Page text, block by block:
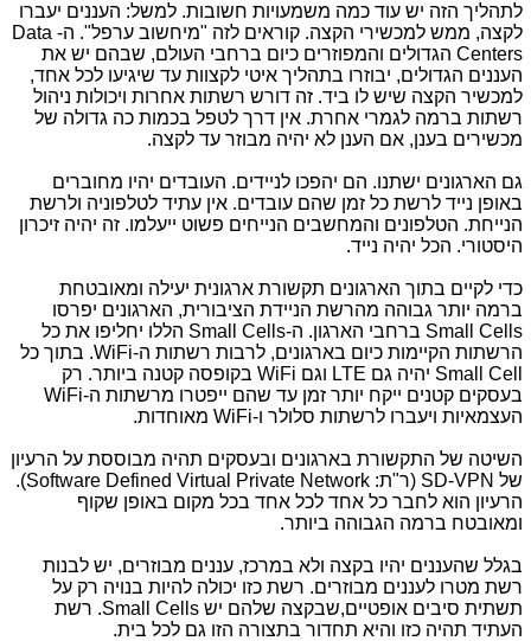
לתהליך הזה יש עוד כמה משמעויות חשובות. למשל: העננים יעברו
לקצה, ממש למכשירי הקצה. קוראים לזה "מיחשוב ערפל". ה- Data
Centers הגדולים והמפוזרים כיום ברחבי העולם, שבהם יש את
העננים הגדולים, יבוזרו בתהליך איטי לקצוות עד שיגיעו לכל אחד,
למכשיר הקצה שיש לו ביד. זה דורש רשתות אחרות ויכולות ניהול
רשתות ברמה לגמרי אחרת. אין דרך לטפל בכמות כה גדולה של
מכשירים בענן, אם הענן לא יהיה מבוזר עד לקצה.
גם הארגונים ישתנו. הם יהפכו לניידים. העובדים יהיו מחוברים
באופן נייד לרשת כל זמן שהם עובדים. אין עתיד לטלפוניה ולרשת
הנייחת. הטלפונים והמחשבים הנייחים פשוט ייעלמו. זה יהיה זיכרון
היסטורי. הכל יהיה נייד.
כדי לקיים בתוך הארגונים תקשורת ארגונית יעילה ומאובטחת
ברמה יותר גבוהה מהרשת הניידת הציבורית, הארגונים יפרסו
Small Cells ברחבי הארגון. ה-Small Cells הללו יחליפו את כל
הרשתות הקיימות כיום בארגונים, לרבות רשתות ה-WiFi. בתוך כל
Small Cell יהיה גם LTE וגם WiFi בקופסה קטנה ביותר. רק
בעסקים קטנים ייקח יותר זמן עד שהם ייפטרו מרשתות ה-WiFi
העצמאיות ויעברו לרשתות סלולר ו-WiFi מאוחדות.
השיטה של התקשורת בארגונים ובעסקים תהיה מבוססת על הרעיון
של SD-VPN (ר"ת: Software Defined Virtual Private Network).
הרעיון הוא לחבר כל אחד לכל אחד בכל מקום באופן שקוף
ומאובטח ברמה הגבוהה ביותר.
בגלל שהעננים יהיו בקצה ולא במרכז, עננים מבוזרים, יש לבנות
רשת מטרו לעננים מבוזרים. רשת כזו יכולה להיות בנויה רק על
תשתית סיבים אופטיים,שבקצה שלהם יש Small Cells. רשת
העתיד תהיה כזו והיא תחדור בתצורה הזו גם לכל בית.